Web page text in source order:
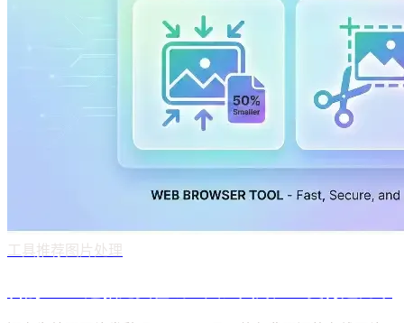
工具推荐 图片处理